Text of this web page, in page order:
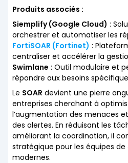
Produits associés :
Siemplify (Google Cloud) :
orchestrer et automatiser les
FortiSOAR (Fortinet) :
centraliser et accélérer la
Swimlane : Outil modulaire et
répondre aux besoins
Le SOAR devient une pierre
entreprises cherchant à
l’augmentation des menaces
des alertes. En réduisant les
améliorant la coordination, il
stratégique pour les équipes
modernes.